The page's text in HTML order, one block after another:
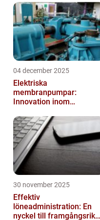
04 december 2025
Elektriska
membranpumpar:
Innovation inom
30 november 2025
Effektiv
löneadministration: En
nyckel till framgångsrika